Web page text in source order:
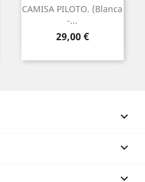
CAMISA PILOTO. (Blanca
-...
Preu
29,00 €


